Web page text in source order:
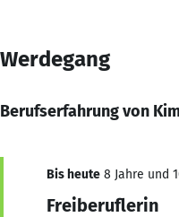
Werdegang
Berufserfahrung von
Bis heute 8 Jahre und
Freiberuflerin